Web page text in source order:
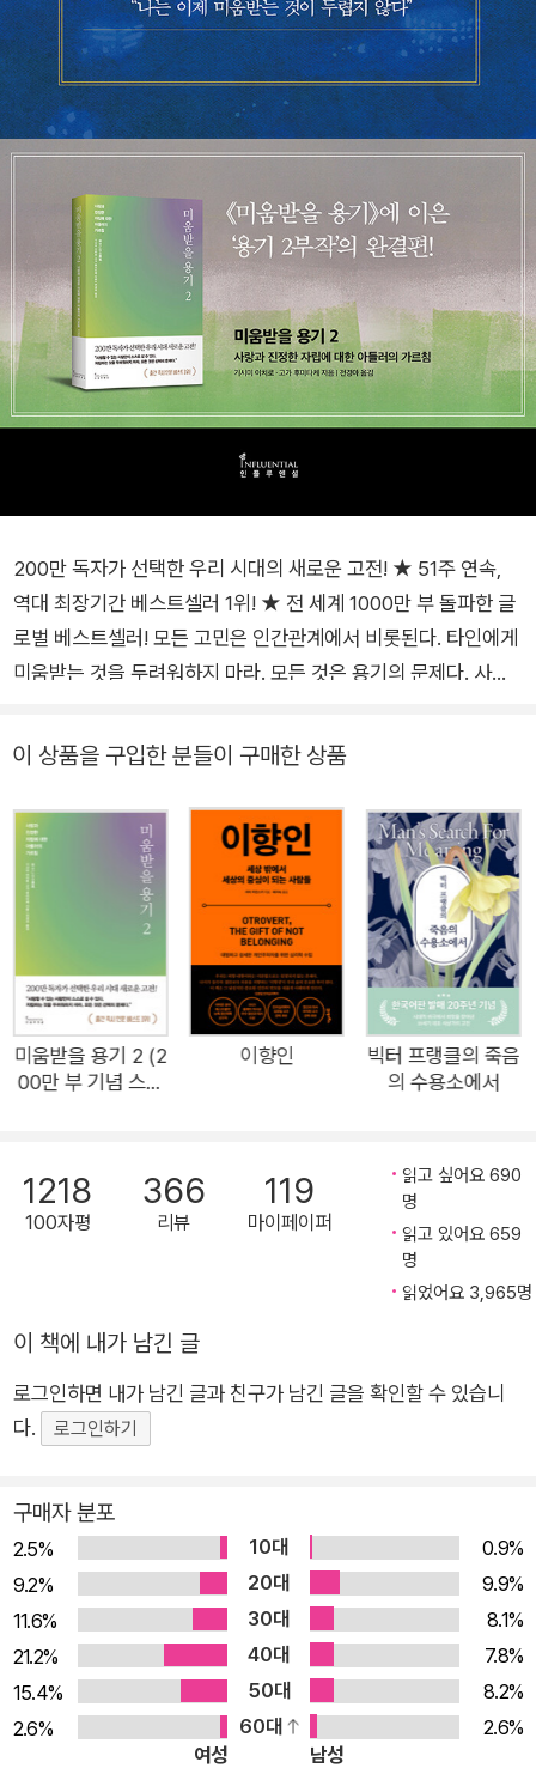
200만 독자가 선택한 우리 시대의 새로운 고전! ★ 51주 연속,
역대 최장기간 베스트셀러 1위! ★ 전 세계 1000만 부 돌파한 글
로벌 베스트셀러! 모든 고민은 인간관계에서 비롯된다. 타인에게
미움받는 것을 두려워하지 마라. 모든 것은 용기의 문제다. 사람
성공적인 삶, 지금보다 더 행복한 삶. 하지만 우리는 쉽게 핑계를
금 더 능력이 있었더라면”, “좀 더 부잣집에서 태어났더라면”,
“참고 견디면 언젠가 나아지겠지”라며 환경을 탓하거나 현실을
외면하지는 않았는지 말이다. 이런 우리에게 “인간은 변할 수 있
고, 누구나 행복해질 수 있다”라고 단언하는 철학자가 있다. 그간
상식으로 일컬어지던 프로이트의 ‘원인론’을 정면으로 부정하며,
자유도 행복도 모두 ‘용기’의 문제일 뿐 환경이나 능력의 문제가
아님을 보여준 알프레드 아들러(Alfred Adler)다. 2014년 출간
돼 51주 연속 베스트셀러 1위를 기록하며 대한민국에 아들러 열
풍을 일으킨 책 《미움받을 용기》가 국내 200만 부 판매를 기념
서와 함께, 세련된 디자인과 따뜻한 삽화로 새 옷을 입었다. 오랫
동안 아들러를 연구해 온 철학자 기시미 이치로의 혜안과 일본의
대표적인 스토리텔링 작가 고가 후미타케의 필력이 돋보이는 《미
움받을 용기》는 2022년 현재 40개국 이상에서 번역 출간되었
으며, 전 세계 누적 판매 1000만 부를 돌파하는 경이적인 기록을
리는 아들러는 인간은 능력이나 환경, 과거의 트라우마와 관계없
이 얼마든지 변할 수 있는 존재이며, 이를 위해서는 현재의 나를
요하다고 말한다. 이 책은 자유로워질 용기, 평범해질 용기 그리
고 ‘미움받을 용기’까지, 자유롭고 행복한 삶을 위한 아들러의 가
르침을 ‘철학자와 청년의 대화’ 형식으로 엮어, ‘어떻게 행복한 인
생을 살 것인가?’라는 인간 본연의 질문에 쉽고 명쾌한 해답을 제
시해준다. 국내 200만 부 돌파 기념 《미움받을 용기》 리커버 에
디션 출간! ”당신은 미움받을 용기를 가졌는가?“ 지금까지의 가
치관을 근본부터 흔드는 우리 시대 새로운 고전! 왜 당신은 변하
지 않는가? 왜 당신은 지금 행복을 실감하지 못하는가? 평범한
이 상품을 구입한 분들이 구매한 상품
미움받을 용기 2 (2
00만 부 기념 스페
이향인
빅터 프랭클의 죽음
의 수용소에서
1218
100자평
366
리뷰
119
마이페이퍼
읽고 싶어요 690
명
읽고 있어요 659
명
읽었어요 3,965명
이 책에 내가 남긴 글
로그인하면 내가 남긴 글과 친구가 남긴 글을 확인할 수 있습니
다.
로그인하기
구매자 분포
2.5% 10대
0.9%
9.2%
20대
9.9%
11.6%
30대
8.1%
21.2%
40대
7.8%
15.4%
50대
8.2%
2.6%
60대
2.6%
여성
남성